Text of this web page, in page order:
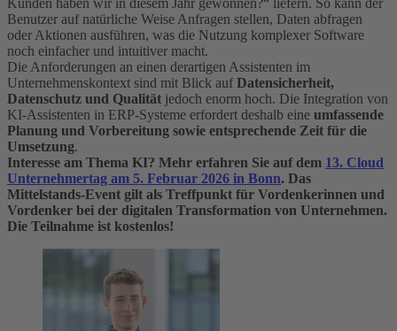
Benutzer auf natürliche Weise Anfragen stellen, Daten abfragen
oder Aktionen ausführen, was die Nutzung komplexer Software
noch einfacher und intuitiver macht.
Die Anforderungen an einen derartigen Assistenten im
Unternehmenskontext sind mit Blick auf Datensicherheit,
Datenschutz und Qualität jedoch enorm hoch. Die Integration von
KI-Assistenten in ERP-Systeme erfordert deshalb eine umfassende
Planung und Vorbereitung sowie entsprechende Zeit für die
Umsetzung.
Interesse am Thema KI? Mehr erfahren Sie auf dem 13. Cloud
Unternehmertag am 5. Februar 2026 in Bonn. Das
Mittelstands-Event gilt als Treffpunkt für Vordenkerinnen und
Vordenker bei der digitalen Transformation von Unternehmen.
Die Teilnahme ist kostenlos!